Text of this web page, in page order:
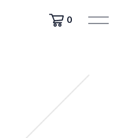
0
मे
नू